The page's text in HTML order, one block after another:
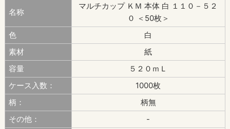
名称
マルチカップ ＫＭ 本体 白 １１０－５２
０ ＜50枚＞
色
白
素材
紙
容量
５２０ｍＬ
ケース入数：
1000枚
柄：
柄無
その他：
-